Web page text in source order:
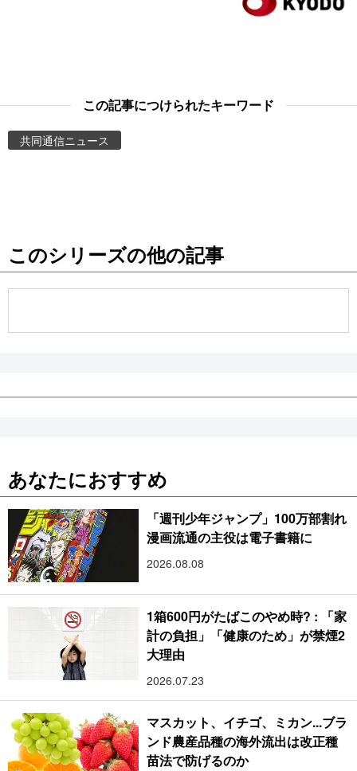
東京
この記事につけられたキーワード
共同通信ニュース
このシリーズの他の記事
あなたにおすすめ
「週刊少年ジャンプ」100万部割れ
漫画流通の主役は電子書籍に
2026.08.08
1箱600円がたばこのやめ時? : 「家
計の負担」「健康のため」が禁煙2
大理由
2026.07.23
マスカット、イチゴ、ミカン...ブラ
ンド農産品種の海外流出は改正種
苗法で防げるのか